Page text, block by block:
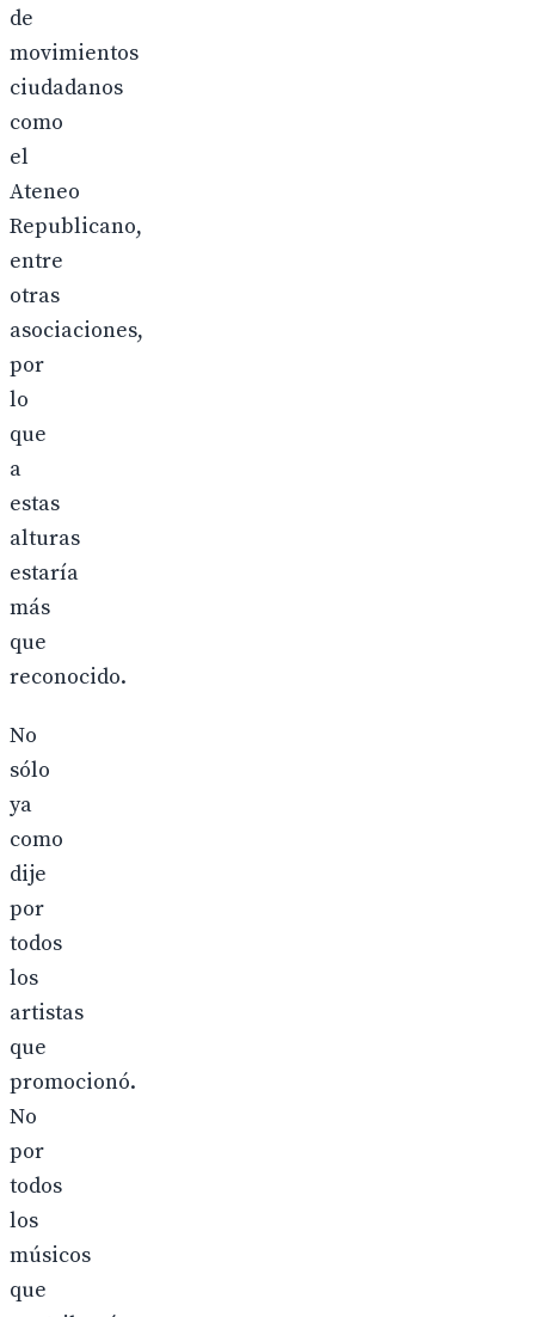
de
movimientos
ciudadanos
como
el
Ateneo
Republicano,
entre
otras
asociaciones,
por
lo
que
a
estas
alturas
estaría
más
que
reconocido.
No
sólo
ya
como
dije
por
todos
los
artistas
que
promocionó.
No
por
todos
los
músicos
que